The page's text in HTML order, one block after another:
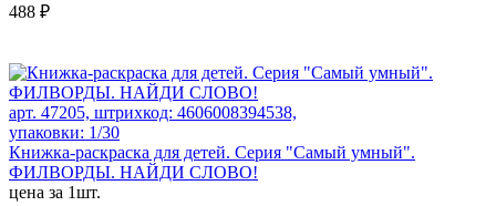
488 ₽
арт. 47205, штрихкод: 4606008394538,
упаковки: 1/30
Книжка-раскраска для детей. Серия "Самый умный".
ФИЛВОРДЫ. НАЙДИ СЛОВО!
цена за 1шт.